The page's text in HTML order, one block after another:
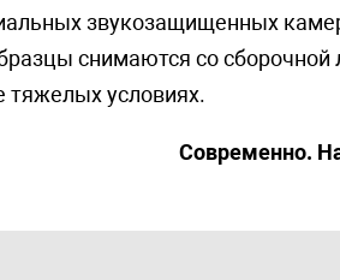
звукозащищенных
снимаются со
тяжелых условиях.
Современно.